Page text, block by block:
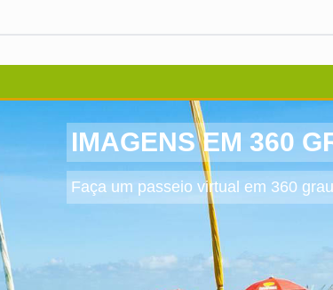
IMAGENS EM 360
Faça um passeio virtual em 360